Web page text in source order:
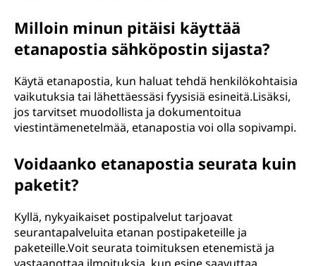
Milloin minun pitäisi käyttää
etanapostia sähköpostin sijasta?
Käytä etanapostia, kun haluat tehdä henkilökohtaisia
vaikutuksia tai lähettäessäsi fyysisiä esineitä.Lisäksi,
jos tarvitset muodollista ja dokumentoitua
viestintämenetelmää, etanapostia voi olla sopivampi.
Voidaanko etanapostia seurata kuin
paketit?
Kyllä, nykyaikaiset postipalvelut tarjoavat
seurantapalveluita etanan postipaketeille ja
paketeille.Voit seurata toimituksen etenemistä ja